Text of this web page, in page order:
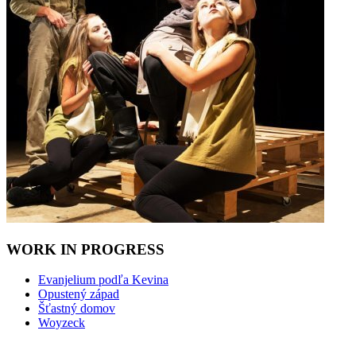
WORK IN PROGRESS
Evanjelium podľa Kevina
Opustený západ
Šťastný domov
Woyzeck